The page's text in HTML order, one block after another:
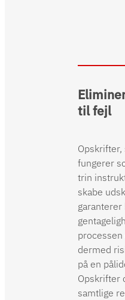
til fejl
Opskrifter,
fungerer
trin
skabe
dermed
på en
Opskrifter
samtlige